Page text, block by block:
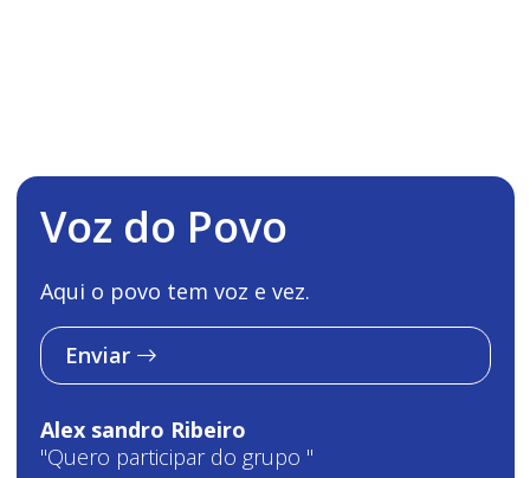
Voz do Povo
Aqui o povo tem voz e vez.
Enviar
Alex sandro Ribeiro
"Quero participar do grupo "